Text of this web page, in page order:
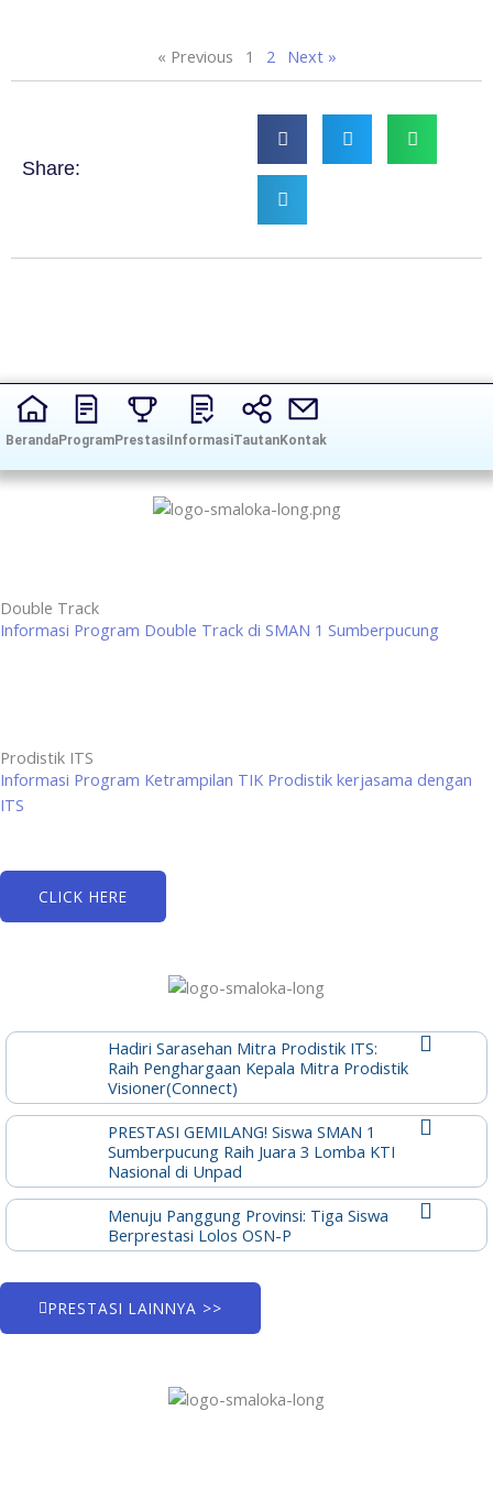
« Previous 1 2 Next »
Share:
BerandaProgramPrestasiInformasiTautanKontak
Double Track
Informasi Program Double Track di SMAN 1 Sumberpucung
Prodistik ITS
Informasi Program Ketrampilan TIK Prodistik kerjasama dengan
ITS
CLICK HERE
Hadiri Sarasehan Mitra Prodistik ITS:
Raih Penghargaan Kepala Mitra Prodistik
Visioner(Connect)
PRESTASI GEMILANG! Siswa SMAN 1
Sumberpucung Raih Juara 3 Lomba KTI
Nasional di Unpad
Menuju Panggung Provinsi: Tiga Siswa
Berprestasi Lolos OSN-P
PRESTASI LAINNYA >>